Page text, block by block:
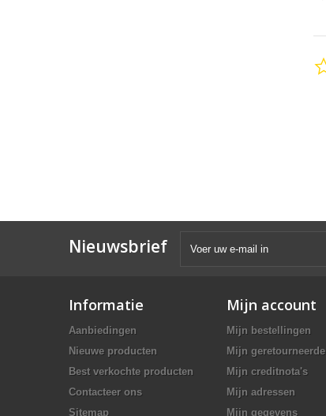
Nieuwsbrief
Informatie
Aanbiedingen
Nieuwe producten
Best verkochte producten
Contacteer ons
Sitemap
Mijn account
Mijn bestellingen
Mijn
Mijn creditnota's
Mijn adressen
Mijn gegevens